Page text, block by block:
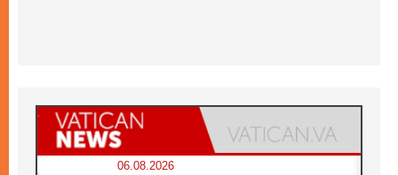
06.08.2026